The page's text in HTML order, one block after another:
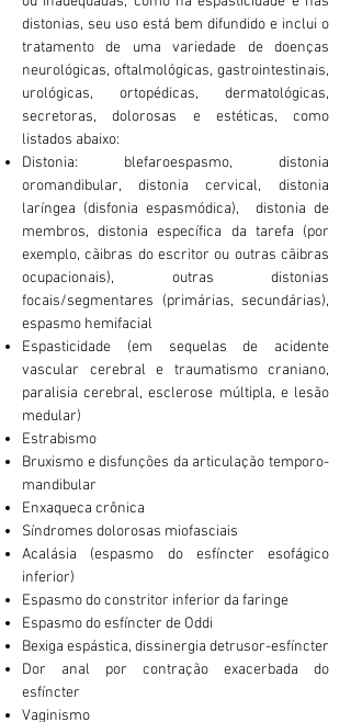
distonias, seu uso está bem difundido e inclui o
tratamento de uma variedade de doenças
neurológicas, oftalmológicas, gastrointestinais,
urológicas, ortopédicas, dermatológicas,
secretoras, dolorosas e estéticas, como
listados abaixo:
Distonia: blefaroespasmo, distonia
oromandibular, distonia cervical, distonia
laríngea (disfonia espasmódica), distonia de
membros, distonia específica da tarefa (por
exemplo, cãibras do escritor ou outras cãibras
ocupacionais), outras distonias
focais/segmentares (primárias, secundárias),
espasmo hemifacial
Espasticidade (em sequelas de acidente
vascular cerebral e traumatismo craniano,
paralisia cerebral, esclerose múltipla, e lesão
medular)
Estrabismo
Bruxismo e disfunções da articulação temporo-
mandibular
Enxaqueca crônica
Síndromes dolorosas miofasciais
Acalásia (espasmo do esfíncter esofágico
inferior)
Espasmo do constritor inferior da faringe
Espasmo do esfíncter de Oddi
Bexiga espástica, dissinergia detrusor-esfíncter
Dor anal por contração exacerbada do
esfíncter
Vaginismo